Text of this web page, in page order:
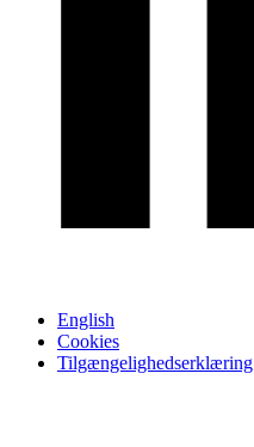
English
Cookies
Tilgængelighedserklæring